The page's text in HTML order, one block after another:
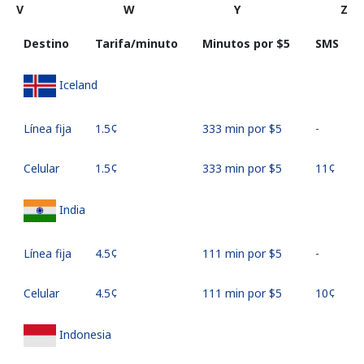
V
W Y Z
Destino Tarifa/minuto Minutos por ⁦$5⁩ SMS
Iceland
Línea fija ⁦1.5¢⁩ 333 min por ⁦$5⁩ -
Celular ⁦1.5¢⁩ 333 min por ⁦$5⁩ ⁦11¢⁩
India
Línea fija ⁦4.5¢⁩ 111 min por ⁦$5⁩ -
Celular ⁦4.5¢⁩ 111 min por ⁦$5⁩ ⁦10¢⁩
Indonesia